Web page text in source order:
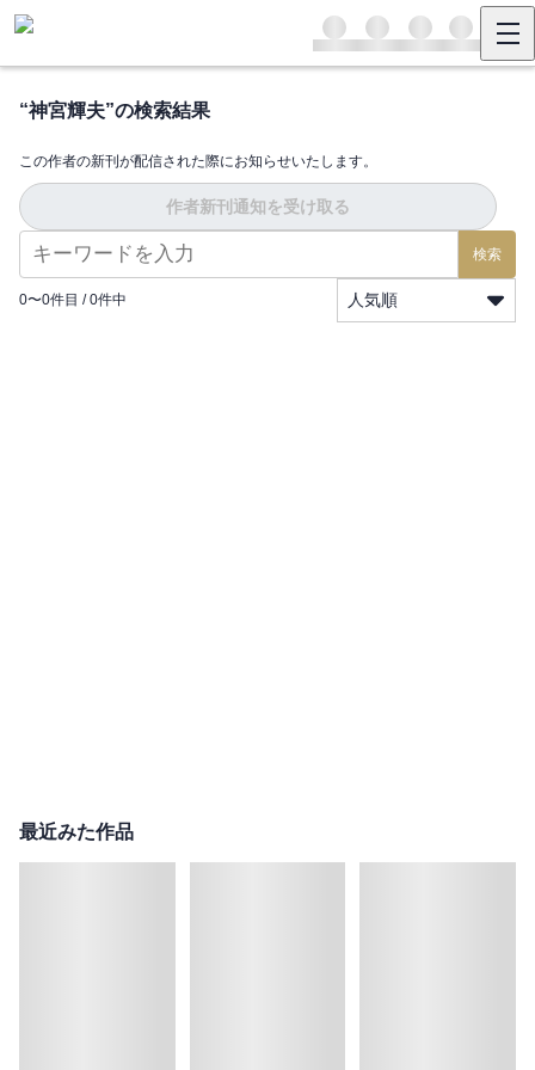
“神宮輝夫”の検索結果
この作者の新刊が配信された際にお知らせいたします。
作者新刊通知を受け取る
検索
0〜0件目 / 0件中 人気順
最近みた作品